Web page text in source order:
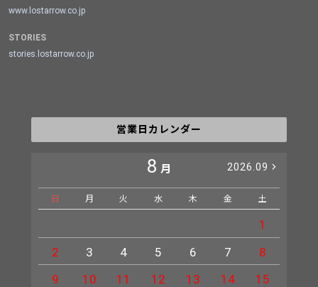
www.lostarrow.co.jp
STORIES
stories.lostarrow.co.jp
営業日カレンダー
8 月 2026.09
日 月 火 水 木 金 土
1
2
3 4 5 6 7
8
9
10 11 12 13 14
15